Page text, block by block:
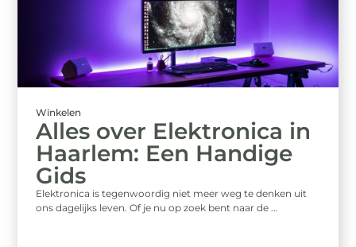
Winkelen
Alles over Elektronica in
Haarlem: Een Handige
Gids
Elektronica is tegenwoordig niet meer weg te denken uit
ons dagelijks leven. Of je nu op zoek bent naar de ...